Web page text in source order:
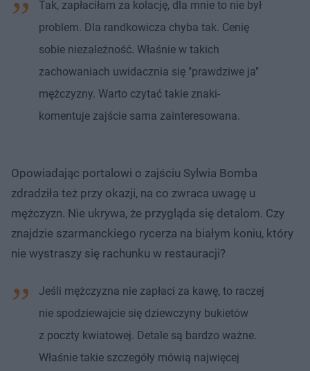
Tak, zapłaciłam za kolację, dla mnie to nie był
problem. Dla randkowicza chyba tak. Cenię
sobie niezależność. Właśnie w takich
zachowaniach uwidacznia się "prawdziwe ja"
mężczyzny. Warto czytać takie znaki-
komentuje zajście sama zainteresowana.
Opowiadając portalowi o zajściu Sylwia Bomba
zdradziła też przy okazji, na co zwraca uwagę u
mężczyzn. Nie ukrywa, że przygląda się detalom. Czy
znajdzie szarmanckiego rycerza na białym koniu, który
nie wystraszy się rachunku w restauracji?
Jeśli mężczyzna nie zapłaci za kawę, to raczej
nie spodziewajcie się dziewczyny bukietów
z poczty kwiatowej. Detale są bardzo ważne.
Właśnie takie szczegóły mówią najwięcej